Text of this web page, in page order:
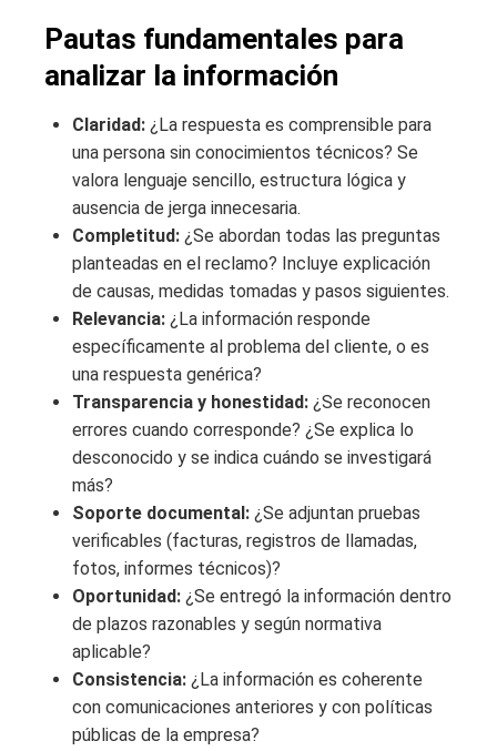
Pautas fundamentales para
analizar la información
Claridad: ¿La respuesta es comprensible para
una persona sin conocimientos técnicos? Se
valora lenguaje sencillo, estructura lógica y
ausencia de jerga innecesaria.
Completitud: ¿Se abordan todas las preguntas
planteadas en el reclamo? Incluye explicación
de causas, medidas tomadas y pasos siguientes.
Relevancia: ¿La información responde
específicamente al problema del cliente, o es
una respuesta genérica?
Transparencia y honestidad: ¿Se reconocen
errores cuando corresponde? ¿Se explica lo
desconocido y se indica cuándo se investigará
más?
Soporte documental: ¿Se adjuntan pruebas
verificables (facturas, registros de llamadas,
fotos, informes técnicos)?
Oportunidad: ¿Se entregó la información dentro
de plazos razonables y según normativa
aplicable?
Consistencia: ¿La información es coherente
con comunicaciones anteriores y con políticas
públicas de la empresa?